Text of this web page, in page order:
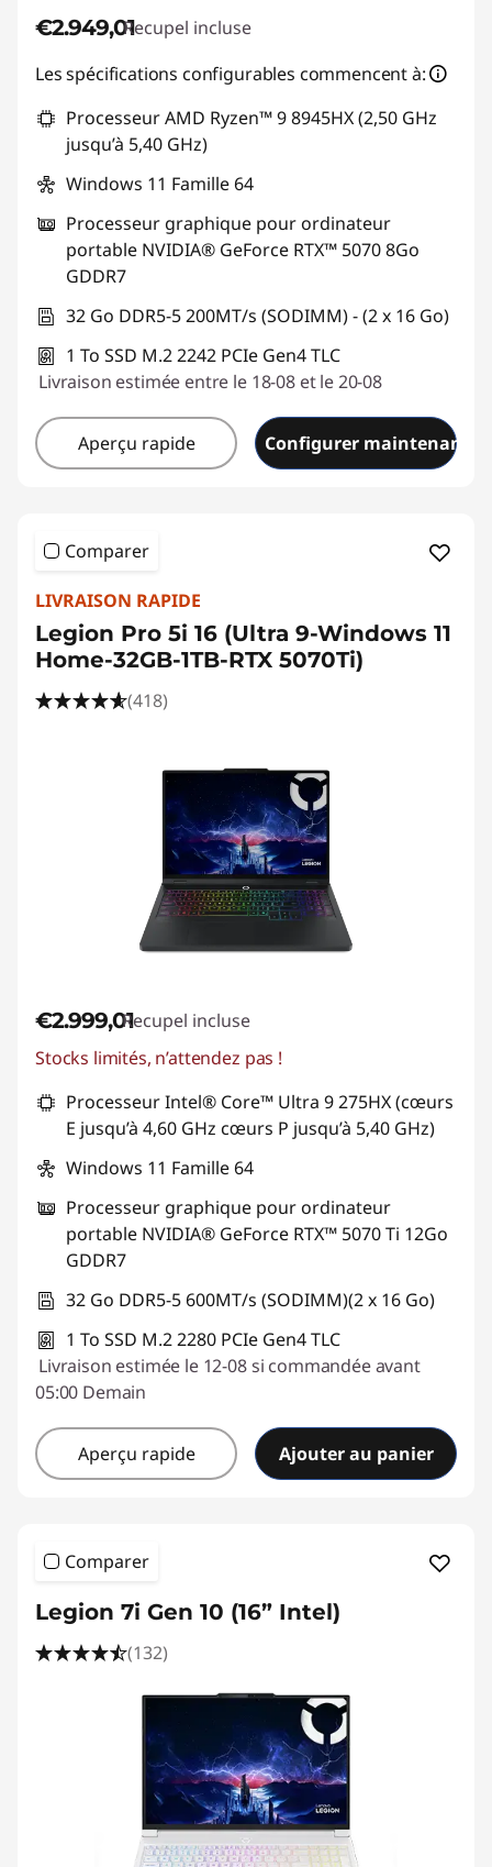
€2.949,01Recupel incluse
Les spécifications configurables commencent à:
Processeur AMD Ryzen™ 9 8945HX (2,50 GHz
jusqu’à 5,40 GHz)
Windows 11 Famille 64
Processeur graphique pour ordinateur
portable NVIDIA® GeForce RTX™ 5070 8Go
GDDR7
32 Go DDR5-5 200MT/s (SODIMM) - (2 x 16 Go)
1 To SSD M.2 2242 PCIe Gen4 TLC
Livraison estimée entre le 18-08 et le 20-08
Aperçu rapide Configurer maintenant
Comparer
LIVRAISON RAPIDE
Legion Pro 5i 16 (Ultra 9-Windows 11
Home-32GB-1TB-RTX 5070Ti)
(418)
€2.999,01Recupel incluse
Stocks limités, n’attendez pas !
Processeur Intel® Core™ Ultra 9 275HX (cœurs
E jusqu’à 4,60 GHz cœurs P jusqu’à 5,40 GHz)
Windows 11 Famille 64
Processeur graphique pour ordinateur
portable NVIDIA® GeForce RTX™ 5070 Ti 12Go
GDDR7
32 Go DDR5-5 600MT/s (SODIMM)(2 x 16 Go)
1 To SSD M.2 2280 PCIe Gen4 TLC
Livraison estimée le 12-08 si commandée avant
05:00 Demain
Aperçu rapide Ajouter au panier
Comparer
Legion 7i Gen 10 (16” Intel)
(132)